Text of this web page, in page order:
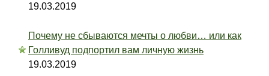
19.03.2019
Почему не сбываются мечты о любви… или как
Голливуд подпортил вам личную жизнь
19.03.2019